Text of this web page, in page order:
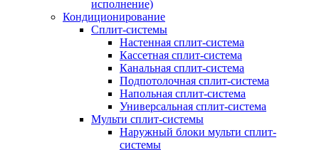
исполнение)
Кондиционирование
Сплит-системы
Настенная сплит-система
Кассетная сплит-система
Канальная сплит-система
Подпотолочная сплит-система
Напольная сплит-система
Универсальная сплит-система
Мульти сплит-системы
Наружный блоки мульти сплит-
системы